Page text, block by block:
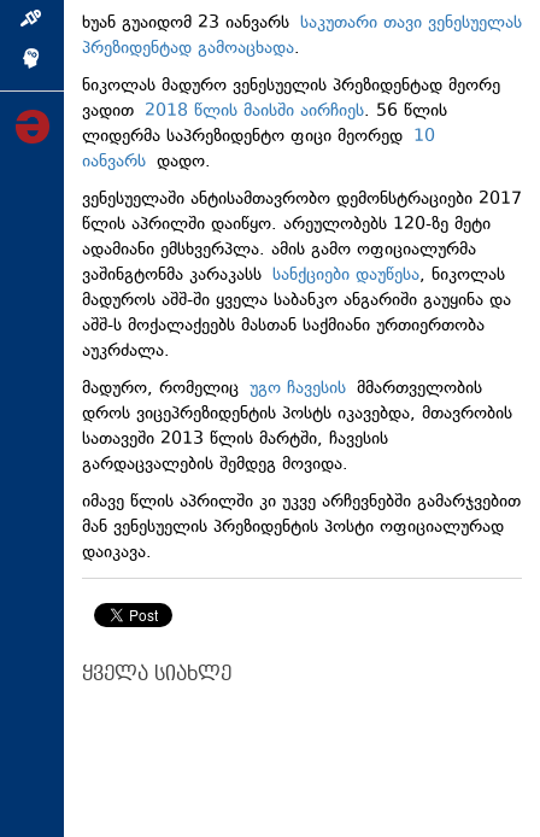
ინტერვიუ
ინქვიზიცია
ხუან გუაიდომ 23 იანვარს საკუთარი თავი ვენესუელას
პრეზიდენტად გამოაცხადა.
ნიკოლას მადურო ვენესუელის პრეზიდენტად მეორე
ვადით 2018 წლის მაისში აირჩიეს. 56 წლის
ლიდერმა საპრეზიდენტო ფიცი მეორედ 10
იანვარს დადო.
ვენესუელაში ანტისამთავრობო დემონსტრაციები 2017
წლის აპრილში დაიწყო. არეულობებს 120-ზე მეტი
ადამიანი ემსხვერპლა. ამის გამო ოფიციალურმა
ვაშინგტონმა კარაკასს სანქციები დაუწესა, ნიკოლას
მადუროს აშშ-ში ყველა საბანკო ანგარიში გაუყინა და
აშშ-ს მოქალაქეებს მასთან საქმიანი ურთიერთობა
აუკრძალა.
მადურო, რომელიც უგო ჩავესის მმართველობის
დროს ვიცეპრეზიდენტის პოსტს იკავებდა, მთავრობის
სათავეში 2013 წლის მარტში, ჩავესის
გარდაცვალების შემდეგ მოვიდა.
იმავე წლის აპრილში კი უკვე არჩევნებში გამარჯვებით
მან ვენესუელის პრეზიდენტის პოსტი ოფიციალურად
დაიკავა.
ყველა სიახლე